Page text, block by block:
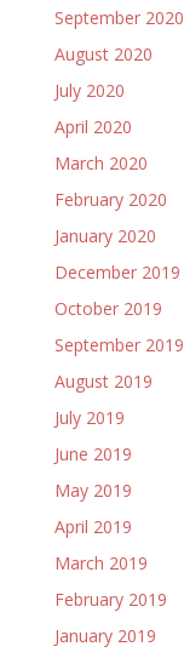
September 2020
August 2020
July 2020
April 2020
March 2020
February 2020
January 2020
December 2019
October 2019
September 2019
August 2019
July 2019
June 2019
May 2019
April 2019
March 2019
February 2019
January 2019